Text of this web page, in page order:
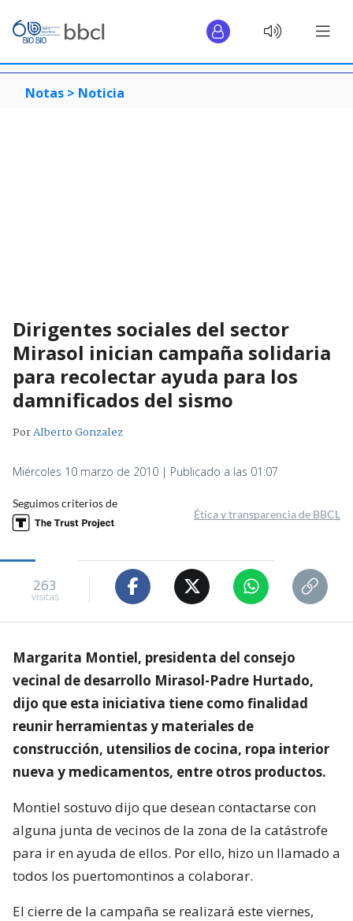
Notas > Noticia
Dirigentes sociales del sector
Mirasol inician campaña solidaria
para recolectar ayuda para los
damnificados del sismo
PorAlberto Gonzalez
Miércoles 10 marzo de 2010 | Publicado a las 01:07
Seguimos criterios de
Ética y transparencia de BBCL
263
visitas
Margarita Montiel, presidenta del consejo
vecinal de desarrollo Mirasol-Padre Hurtado,
dijo que esta iniciativa tiene como finalidad
reunir herramientas y materiales de
construcción, utensilios de cocina, ropa interior
nueva y medicamentos, entre otros productos.
Montiel sostuvo dijo que desean contactarse con
alguna junta de vecinos de la zona de la catástrofe
para ir en ayuda de ellos. Por ello, hizo un llamado a
todos los puertomontinos a colaborar.
El cierre de la campaña se realizará este viernes,